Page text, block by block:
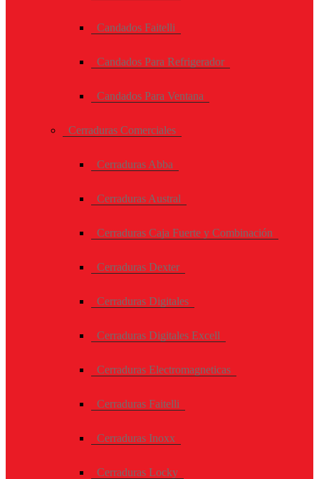
Candados Faitelli
Candados Para Refrigerador
Candados Para Ventana
Cerraduras Comerciales
Cerraduras Abba
Cerraduras Austral
Cerraduras Caja Fuerte y Combinación
Cerraduras Dexter
Cerraduras Digitales
Cerraduras Digitales Excell
Cerraduras Electromagneticas
Cerraduras Faitelli
Cerraduras Inoxx
Cerraduras Locky